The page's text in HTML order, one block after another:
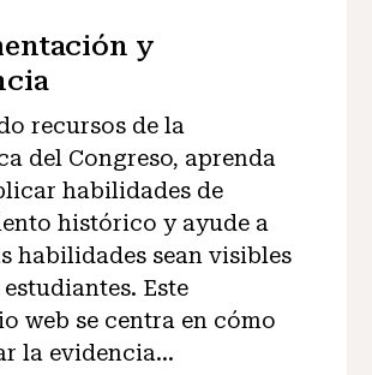
y
recursos de la
del Congreso, aprenda
habilidades de
histórico y ayude a
habilidades sean visibles
Este
web se centra en cómo
la evidencia...